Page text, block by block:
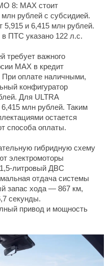
8: MAX стоит
рублей с субсидией.
5,915 и 6,415 млн рублей.
в ПТС указано 122 л.с.
требует важного
MAX в кредит
оплате наличными,
конфигуратор
Для ULTRA
млн рублей. Таким
остается
способа оплаты.
гибридную схему
электромоторы
литровый ДВС
отдача системы
запас хода — 867 км,
секунды.
привод и мощность